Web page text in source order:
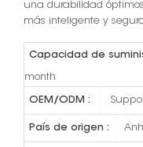
una durabilidad
más inteligente y
Capacidad de
month
OEM/ODM :
País de origen :